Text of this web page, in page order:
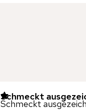
Schmeckt
Schmeckt